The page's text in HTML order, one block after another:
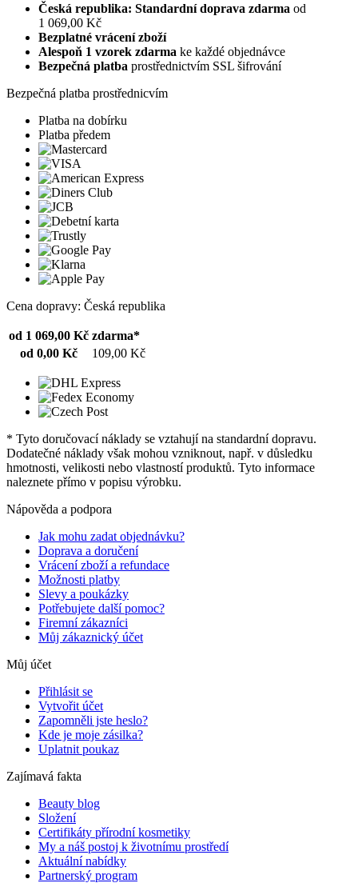
Česká republika: Standardní doprava zdarma od
1 069,00 Kč
Bezplatné vrácení zboží
Alespoň 1 vzorek zdarma ke každé objednávce
Bezpečná platba prostřednictvím SSL šifrování
Bezpečná platba prostřednicvím
Platba na dobírku
Platba předem
Cena dopravy: Česká republika
od 1 069,00 Kč zdarma*
od 0,00 Kč
109,00 Kč
* Tyto doručovací náklady se vztahují na standardní dopravu.
Dodatečné náklady však mohou vzniknout, např. v důsledku
hmotnosti, velikosti nebo vlastností produktů. Tyto informace
naleznete přímo v popisu výrobku.
Nápověda a podpora
Jak mohu zadat objednávku?
Doprava a doručení
Vrácení zboží a refundace
Možnosti platby
Slevy a poukázky
Potřebujete další pomoc?
Firemní zákazníci
Můj zákaznický účet
Můj účet
Přihlásit se
Vytvořit účet
Zapomněli jste heslo?
Kde je moje zásilka?
Uplatnit poukaz
Zajímavá fakta
Beauty blog
Složení
Certifikáty přírodní kosmetiky
My a náš postoj k životnímu prostředí
Aktuální nabídky
Partnerský program